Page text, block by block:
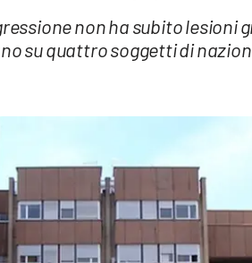
non ha subito lesioni
su quattro soggetti di